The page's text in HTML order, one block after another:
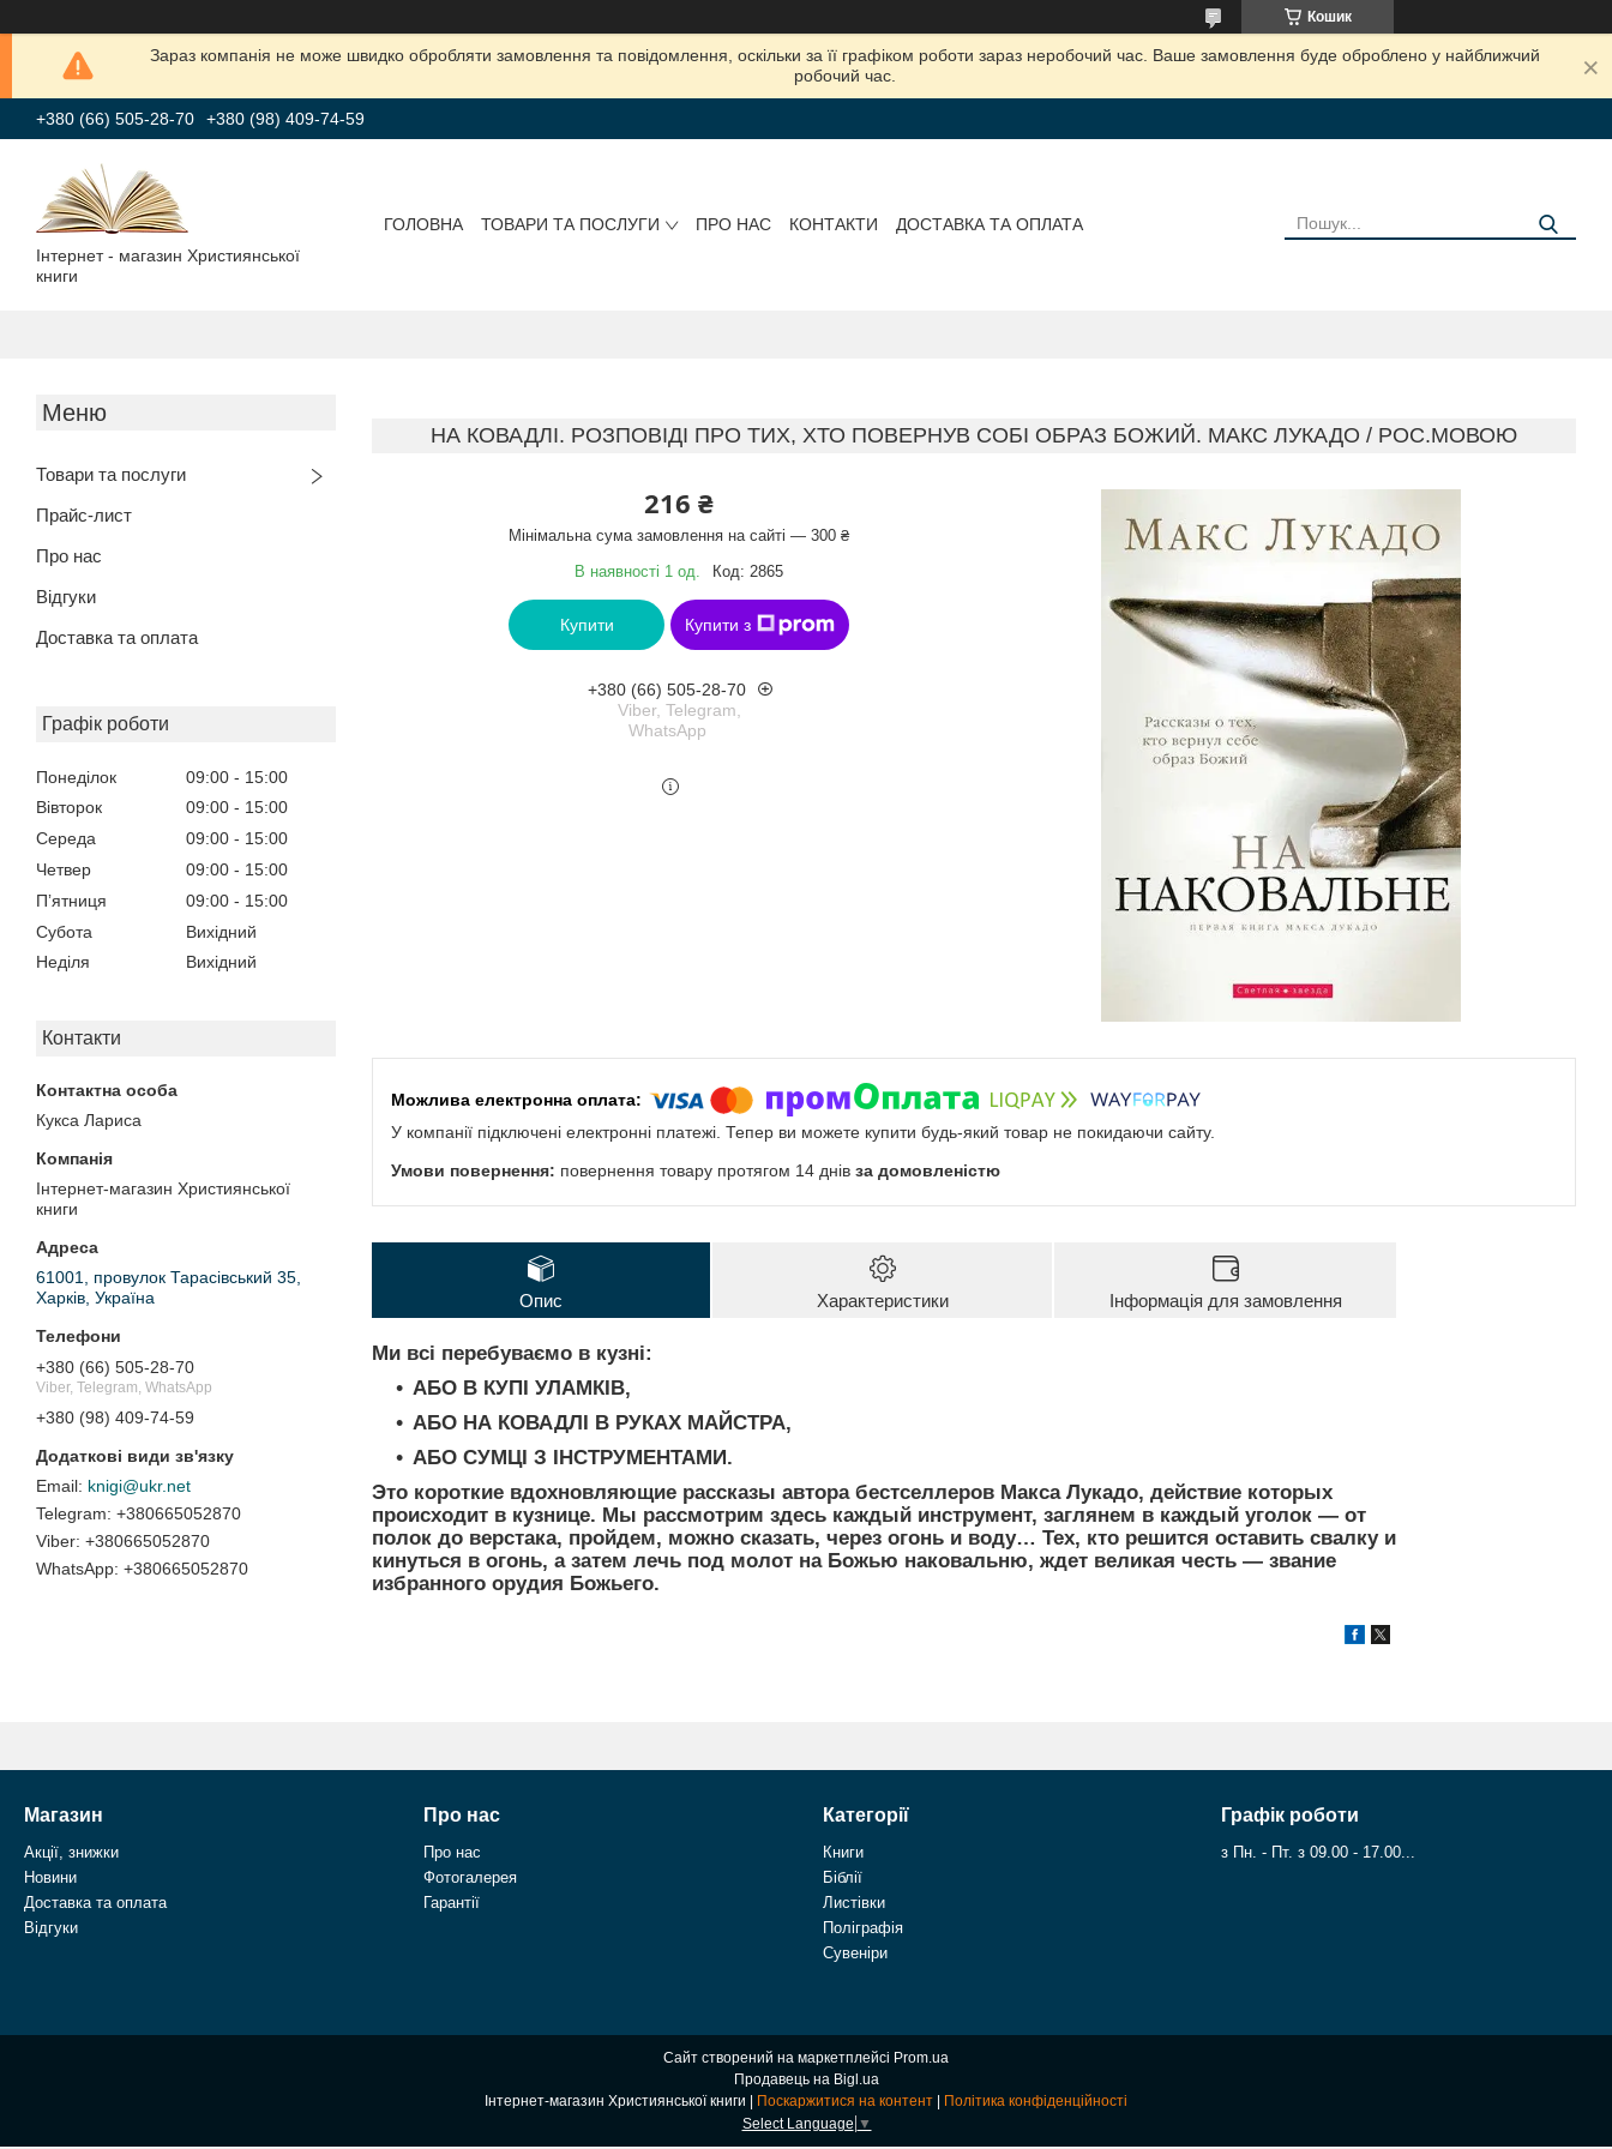
Кошик
Зараз компанія не може швидко обробляти замовлення та повідомлення, оскільки за її графіком роботи зараз неробочий час. Ваше замовлення буде оброблено у найближчий
робочий час.
+380 (66) 505-28-70 +380 (98) 409-74-59
Інтернет - магазин Християнської
книги
ГОЛОВНА ТОВАРИ ТА ПОСЛУГИ ПРО НАС КОНТАКТИ ДОСТАВКА ТА ОПЛАТА
Товари та послуги
Прайс-лист
Про нас
Відгуки
Доставка та оплата
Графік роботи
Понеділок 09:00
15:00
Вівторок
09:00
15:00
Середа
09:00
15:00
Четвер
09:00
15:00
Пʼятниця
09:00
15:00
Субота
Вихідний
Неділя
Вихідний
Контакти
Кукса Лариса
Інтернет-магазин Християнської
книги
61001, провулок Тарасівський 35,
Харків, Україна
+380 (66) 505-28-70
Viber, Telegram, WhatsApp
+380 (98) 409-74-59
knigi@ukr.net
+380665052870
+380665052870
+380665052870
НА КОВАДЛІ. РОЗПОВІДІ ПРО ТИХ, ХТО ПОВЕРНУВ СОБІ ОБРАЗ БОЖИЙ. МАКС ЛУКАДО / РОС.МОВОЮ
216 ₴
Мінімальна сума замовлення на сайті — 300 ₴
В наявності 1 од.
Код: 2865
Купити Купити з
+380 (66) 505-28-70
Viber, Telegram,
WhatsApp
У компанії підключені електронні платежі. Тепер ви можете купити будь-який товар не покидаючи сайту.
повернення товару протягом 14 днів за домовленістю
Опис Характеристики Інформація для замовлення
Ми всі перебуваємо в кузні:
АБО В КУПІ УЛАМКІВ,
АБО НА КОВАДЛІ В РУКАХ МАЙСТРА,
АБО СУМЦІ З ІНСТРУМЕНТАМИ.
Это короткие вдохновляющие рассказы автора бестселлеров Макса Лукадо, действие которых
происходит в кузнице. Мы рассмотрим здесь каждый инструмент, заглянем в каждый уголок — от
полок до верстака, пройдем, можно сказать, через огонь и воду… Тех, кто решится оставить свалку и
кинуться в огонь, а затем лечь под молот на Божью наковальню, ждет великая честь — звание
избранного орудия Божьего.
Магазин
Акції, знижки
Новини
Доставка та оплата
Відгуки
Про нас
Про нас
Фотогалерея
Гарантії
Категорії
Книги
Біблії
Листівки
Поліграфія
Сувеніри
Графік роботи
з Пн. - Пт. з 09.00 - 17.00...
Сайт створений на маркетплейсі Prom.ua
Продавець на Bigl.ua
Поскаржитися на контент
Політика конфіденційності
Select Language ▼